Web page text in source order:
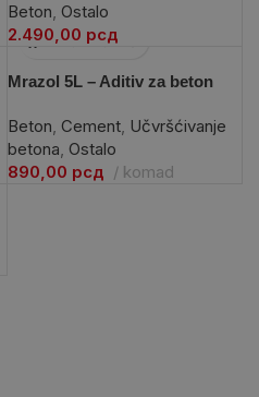
Beton, Ostalo
2.490,00 рсд
Mrazol 5L – Aditiv za beton
Beton, Cement, Učvršćivanje
betona, Ostalo
890,00 рсд komad